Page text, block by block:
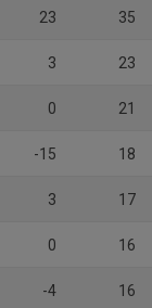
23 35
3 23
0 21
-15 18
3 17
0 16
-4 16